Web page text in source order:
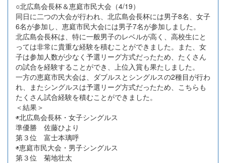
○北広島会長杯＆恵庭市民大会（4/19）
同日に二つの大会が行われ、北広島会長杯には男子8名、女子
6名が参加し、恵庭市民大会には男子7名が参加しました。
北広島会長杯は、特に一般男子のレベルが高く、高校生にと
っては非常に貴重な経験を積むことができました。また、女
子は参加人数が少なく予選リーグ方式だったため、たくさん
の試合を経験することができ、上位入賞も果たしました。
一方の恵庭市民大会は、ダブルスとシングルスの2種目が行わ
れ、またシングルスは予選リーグ方式だったため、こちらも
たくさん試合経験を積むことができました。
＜結果＞
◉北広島会長杯・女子シングルス
準優勝 佐藤ひより
第３位 富士本璃呼
◉恵庭市民大会・男子シングルス
第３位 菊地壮太